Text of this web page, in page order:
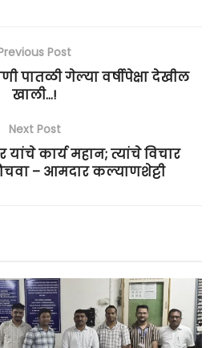
Post
पातळी गेल्या वर्षीपेक्षा देखील
खाली…!
Next Post
कार्य महान; त्यांचे विचार
– आमदार कल्याणशेट्टी